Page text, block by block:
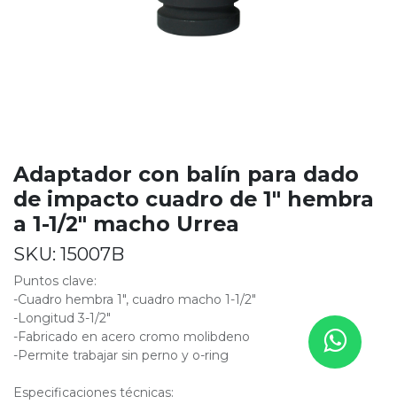
Adaptador con balín para dado
de impacto cuadro de 1" hembra
a 1-1/2" macho Urrea
SKU: 15007B
Puntos clave:
-Cuadro hembra 1", cuadro macho 1-1/2"
-Longitud 3-1/2"
-Fabricado en acero cromo molibdeno
-Permite trabajar sin perno y o-ring
Especificaciones técnicas: